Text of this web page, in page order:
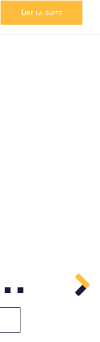
Lire la suite
8 9